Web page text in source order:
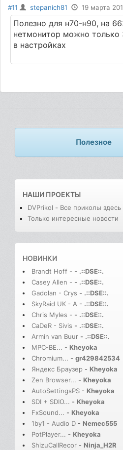
#11 stepanich81 19 марта
Полезно для н70-н90, на
нетмонитор можно только
в настройках
Полезное
НАШИ ПРОЕКТЫ
DVPrikol - Все приколы здесь
Только интересные новости
НОВИНКИ
Brandt Hoff - - .::DSE::.
Casey Allen - - .::DSE::.
Gadolan - Crys - .::DSE::.
SkyRaid UK - A - .::DSE::.
Chris Myles - - .::DSE::.
CaDeR - Sivis - .::DSE::.
Armin van Buur - .::DSE::.
MPC-BE... - Kheyoka
Chromium... - gr429842534
Яндекс Браузер - Kheyoka
Zen Browser... - Kheyoka
AutoSettingsPS - Kheyoka
SDI + SDIO... - Kheyoka
FxSound... - Kheyoka
1by1 - Audio D - Nemec555
PotPlayer... - Kheyoka
ShizuCallRecor - Ninja_H2R